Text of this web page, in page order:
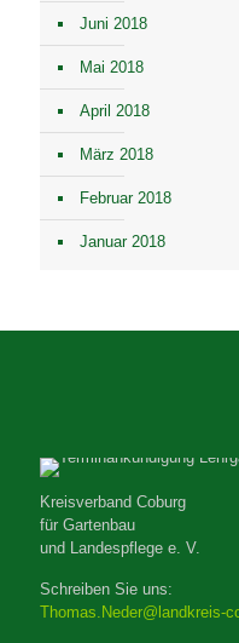
Juni 2018
Mai 2018
April 2018
März 2018
Februar 2018
Januar 2018
Kreisverband Coburg
für Gartenbau
und Landespflege e. V.
Schreiben Sie uns:
Thomas.Neder@landkreis-